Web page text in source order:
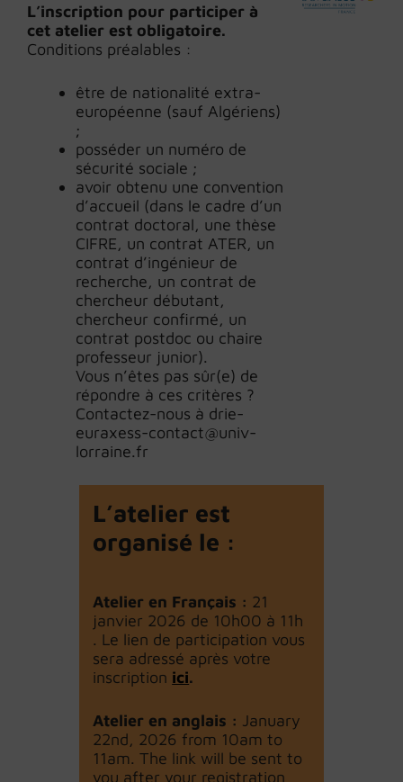
L’inscription pour participer à
cet atelier est obligatoire.
Conditions préalables :
être de nationalité extra-
européenne (sauf Algériens)
;
posséder un numéro de
sécurité sociale ;
avoir obtenu une convention
d’accueil (dans le cadre d’un
contrat doctoral, une thèse
CIFRE, un contrat ATER, un
contrat d’ingénieur de
recherche, un contrat de
chercheur débutant,
chercheur confirmé, un
contrat postdoc ou chaire
professeur junior).
Vous n’êtes pas sûr(e) de
répondre à ces critères ?
Contactez-nous à drie-
euraxess-contact@univ-
lorraine.fr
L’atelier est
organisé le :
Atelier en Français : 21
janvier 2026 de 10h00 à 11h
. Le lien de participation vous
sera adressé après votre
inscription ici.
Atelier en anglais : January
22nd, 2026 from 10am to
11am. The link will be sent to
you after your registration